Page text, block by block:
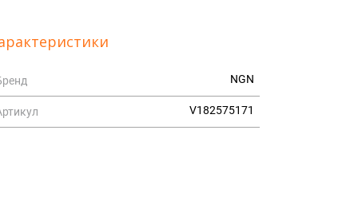
NGN
V182575171